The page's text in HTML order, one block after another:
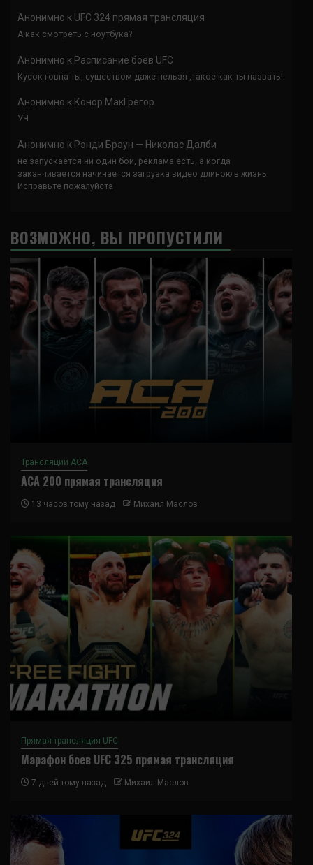
Анонимно к UFC 324 прямая трансляция
А как смотреть с ноутбука?
Анонимно к Расписание боев UFC
Кусок говна ты, существом даже нельзя ,такое как ты назвать!
Анонимно к Конор МакГрегор
УЧ
Анонимно к Рэнди Браун — Николас Далби
не запускается ни один бой, реклама есть, а когда
заканчивается начинается загрузка видео длиною в жизнь.
Исправьте пожалуйста
ВОЗМОЖНО, ВЫ ПРОПУСТИЛИ
Трансляции ACA
ACA 200 прямая трансляция
13 часов тому назад Михаил Маслов
Прямая трансляция UFC
Марафон боев UFC 325 прямая трансляция
7 дней тому назад Михаил Маслов